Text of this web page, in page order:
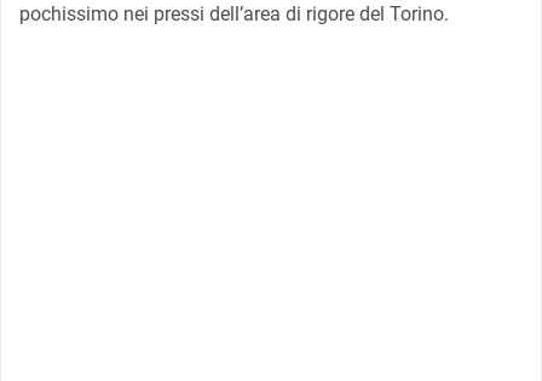
pochissimo nei pressi dell’area di rigore del Torino.